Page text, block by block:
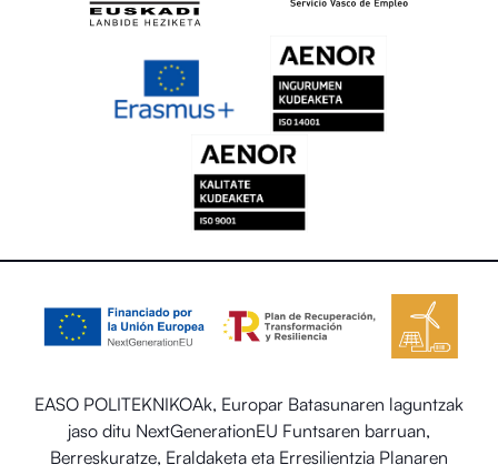
EASO POLITEKNIKOAk, Europar Batasunaren laguntzak
jaso ditu NextGenerationEU Funtsaren barruan,
Berreskuratze, Eraldaketa eta Erresilientzia Planaren